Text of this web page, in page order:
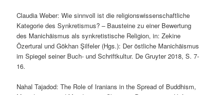
Claudia Weber: Wie sinnvoll ist die religionswissenschaftliche
Kategorie des Synkretismus? – Bausteine zu einer Bewertung
des Manichäismus als synkretistische Religion, in: Zekine
Özertural und Gökhan Şilfeler (Hgs.): Der östliche Manichäismus
im Spiegel seiner Buch- und Schriftkultur. De Gruyter 2018, S. 7-
16.
Nahal Tajadod: The Role of Iranians in the Spread of Buddhism,